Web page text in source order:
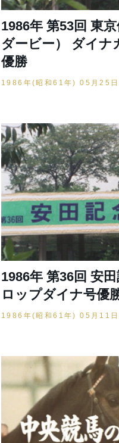
1986年 第53回 東
ダービー） ダイナ
優勝
1986年(昭和61年) 05月25日
1986年 第36回 安
ロップダイナ号優
1986年(昭和61年) 05月11日